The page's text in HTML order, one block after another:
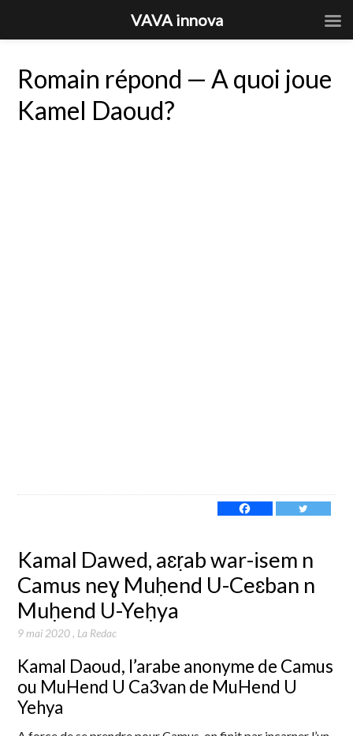
Romain répond — A quoi joue
Kamel Daoud?
Kamal Dawed, aɛṛab war-isem n
Camus neɣ Muḥend U-Ceɛban n
Muḥend U-Yeḥya
9 mai 2020, La Redac
Kamal Daoud, l’arabe anonyme de Camus
ou MuHend U Ca3van de MuHend U
Yehya
VAVA innova